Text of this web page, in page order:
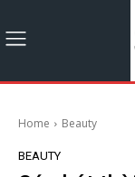
Home Beauty
BEAUTY